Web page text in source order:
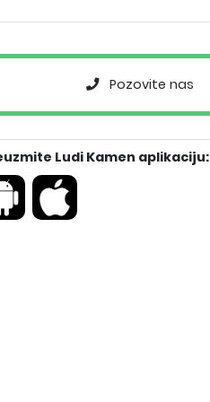
Pozovite nas
Ludi Kamen aplikaciju: